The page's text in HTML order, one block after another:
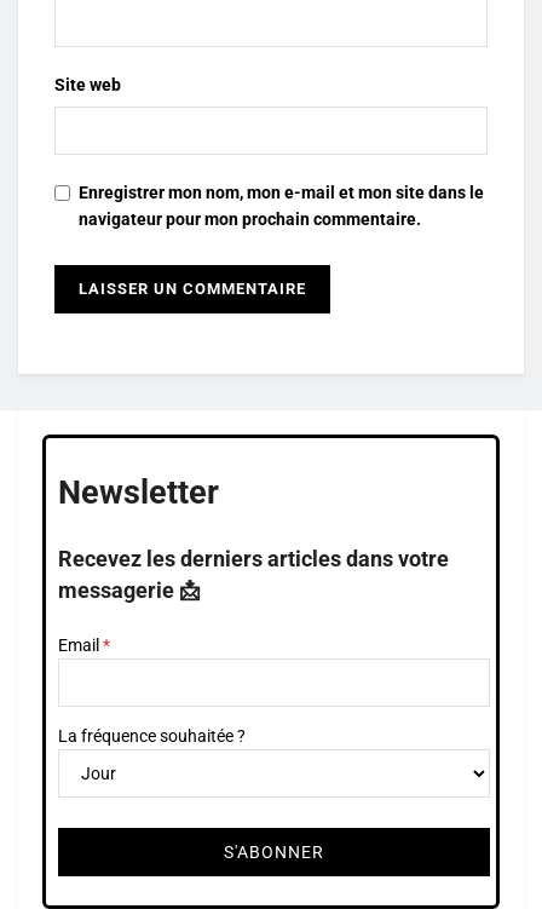
Site web
Enregistrer mon nom, mon e-mail et mon site dans le
navigateur pour mon prochain commentaire.
Newsletter
Recevez les derniers articles dans votre
messagerie 📩
Email
La fréquence souhaitée ?